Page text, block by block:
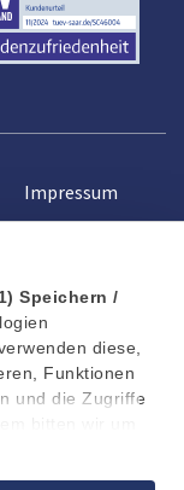
Speichern /
diese,
Funktionen
und die Zugriffe
bitten wir um
Impressum